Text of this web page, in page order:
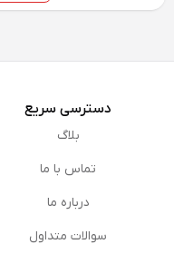
دسترسی سریع
بلاگ
تماس با ما
درباره ما
سوالات متداول